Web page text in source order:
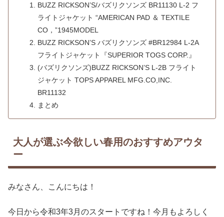
BUZZ RICKSON’S/バズリクソンズ BR11130 L-2 フ
ライトジャケット “AMERICAN PAD ＆ TEXTILE
CO，”1945MODEL
BUZZ RICKSON’S バズリクソンズ #BR12984 L-2A
フライトジャケット『SUPERIOR TOGS CORP.』
(バズリクソンズ)BUZZ RICKSON’S L-2B フライト
ジャケット TOPS APPAREL MFG.CO,INC.
BR11132
まとめ
大人が選ぶ今欲しい春用のおすすめアウタ
ー
みなさん、こんにちは！
今日から令和3年3月のスタートですね！今月もよろしく